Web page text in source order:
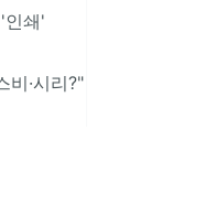
인쇄'
비·시리?"